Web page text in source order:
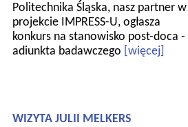
Politechnika Śląska, nasz partner w
projekcie IMPRESS-U, ogłasza
konkurs na stanowisko post-doca -
adiunkta badawczego [więcej]
WIZYTA JULII MELKERS